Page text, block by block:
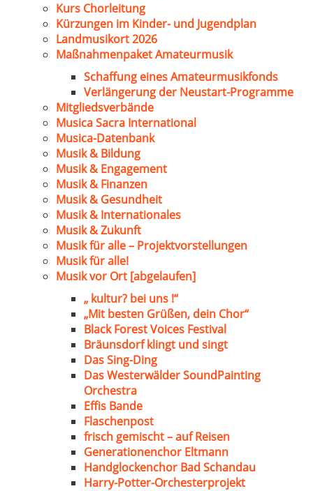
Kurs Chorleitung
Kürzungen im Kinder- und Jugendplan
Landmusikort 2026
Maßnahmenpaket Amateurmusik
Schaffung eines Amateurmusikfonds
Verlängerung der Neustart-Programme
Mitgliedsverbände
Musica Sacra International
Musica-Datenbank
Musik & Bildung
Musik & Engagement
Musik & Finanzen
Musik & Gesundheit
Musik & Internationales
Musik & Zukunft
Musik für alle – Projektvorstellungen
Musik für alle!
Musik vor Ort [abgelaufen]
„ kultur? bei uns !“
„Mit besten Grüßen, dein Chor“
Black Forest Voices Festival
Bräunsdorf klingt und singt
Das Sing-Ding
Das Westerwälder SoundPainting
Orchestra
Effis Bande
Flaschenpost
frisch gemischt – auf Reisen
Generationenchor Eltmann
Handglockenchor Bad Schandau
Harry-Potter-Orchesterprojekt